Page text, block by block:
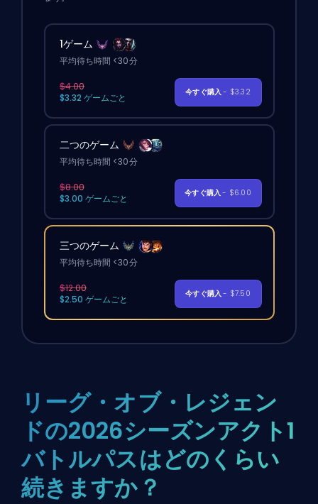
1ゲーム
平均待ち時間 <30分
$4.00
$3.32 ゲームごと
今すぐ購入- $3.32
二つのゲーム
平均待ち時間 <30分
$8.00
$3.00 ゲームごと
今すぐ購入- $6.00
三つのゲーム
平均待ち時間 <30分
$12.00
$2.50 ゲームごと
今すぐ購入- $7.50
リーグ・オブ・レジェン
ドの2026シーズンアクト1
バトルパスはどのくらい
続きますか？